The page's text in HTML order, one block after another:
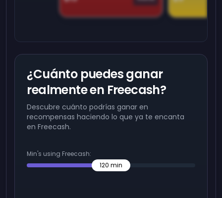
¿Cuánto puedes ganar
realmente en Freecash?
Descubre cuánto podrías ganar en
recompensas haciendo lo que ya te encanta
en Freecash.
Min's using Freecash:
120 min